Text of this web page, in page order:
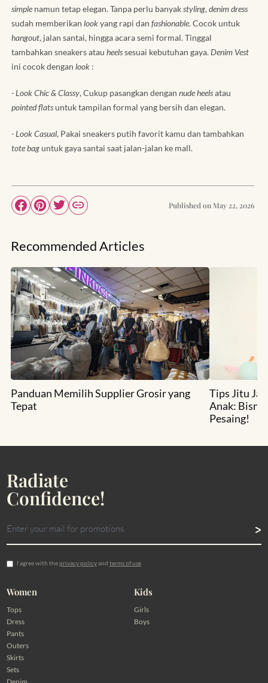
simple namun tetap elegan. Tanpa perlu banyakstyling,denim dress
sudah memberikan lookyang rapi dan fashionable. Cocok untuk
hangout, jalan santai, hingga acara semi formal. Tinggal
tambahkan sneakers atau heelssesuai kebutuhan gaya.Denim Vest
ini cocok dengan look :
- Look Chic & Classy, Cukup pasangkan dengan nude heelsatau
pointed flatsuntuk tampilan formal yang bersih dan elegan.
- Look Casual, Pakai sneakers putih favorit kamu dan tambahkan
tote baguntuk gaya santai saat jalan-jalan ke mall.
Published on May 22, 2026
Recommended Articles
Panduan Memilih Supplier Grosir yang
Tepat
Tips Jitu
Anak:
Pesaing!
Radiate
Confidence!
I agree with theprivacy policyand terms of use
Women
Tops
Dress
Pants
Outers
Skirts
Sets
Kids
Girls
Boys